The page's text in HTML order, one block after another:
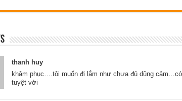
thanh huy
khâm phục….tôi muốn đi lắm như chưa đủ dũng
tuyệt vời